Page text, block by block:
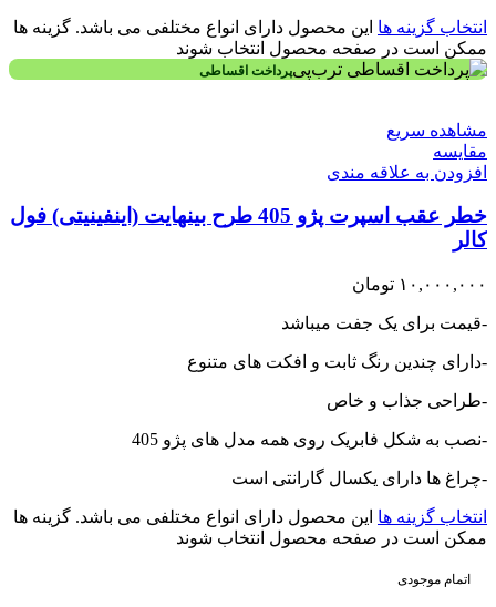
انتخاب گزینه ها این محصول دارای انواع مختلفی می باشد. گزینه ها
ممکن است در صفحه محصول انتخاب شوند
پرداخت اقساطی
مشاهده سریع
مقایسه
افزودن به علاقه مندی
خطر عقب اسپرت پژو 405 طرح بینهایت (اینفینیتی) فول
کالر
۱۰,۰۰۰,۰۰۰ تومان
-قیمت برای یک جفت میباشد
-دارای چندین رنگ ثابت و افکت های متنوع
-طراحی جذاب و خاص
-نصب به شکل فابریک روی همه مدل های پژو 405
-چراغ ها دارای یکسال گارانتی است
انتخاب گزینه ها این محصول دارای انواع مختلفی می باشد. گزینه ها
ممکن است در صفحه محصول انتخاب شوند
اتمام موجودی